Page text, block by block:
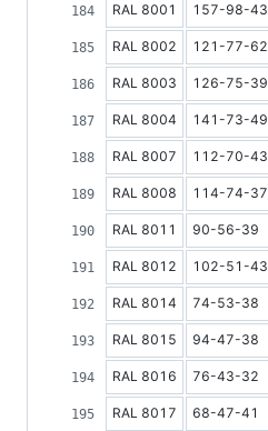
RAL 8001 157-98-43
RAL 8002 121-77-62
RAL 8003 126-75-39
RAL 8004 141-73-49
RAL 8007 112-70-43
RAL 8008 114-74-37
RAL 8011 90-56-39
RAL 8012 102-51-43
RAL 8014 74-53-38
RAL 8015 94-47-38
RAL 8016 76-43-32
RAL 8017 68-47-41